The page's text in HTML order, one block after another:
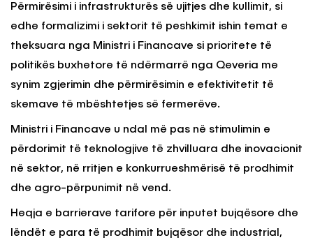
Përmirësimi i infrastrukturës së ujitjes dhe kullimit, si
edhe formalizimi i sektorit të peshkimit ishin temat e
theksuara nga Ministri i Financave si prioritete të
politikës buxhetore të ndërmarrë nga Qeveria me
synim zgjerimin dhe përmirësimin e efektivitetit të
skemave të mbështetjes së fermerëve.
Ministri i Financave u ndal më pas në stimulimin e
përdorimit të teknologjive të zhvilluara dhe inovacionit
në sektor, në rritjen e konkurrueshmërisë të prodhimit
dhe agro-përpunimit në vend.
Heqja e barrierave tarifore për inputet bujqësore dhe
lëndët e para të prodhimit bujqësor dhe industrial,